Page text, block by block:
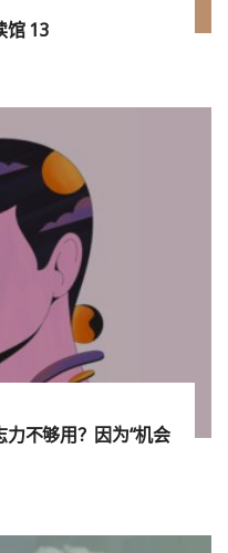
馆 13
力不够用？因为“机会